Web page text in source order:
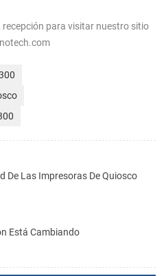
para visitar nuestro sitio
De Las Impresoras De Quiosco
Está Cambiando